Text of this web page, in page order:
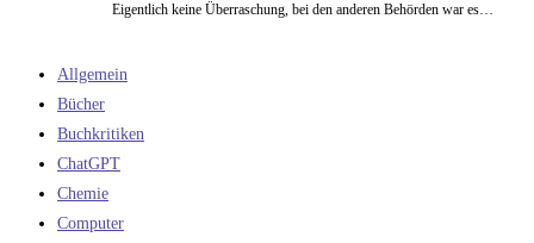
Eigentlich keine Überraschung, bei den anderen Behörden war es…
Allgemein
Bücher
Buchkritiken
ChatGPT
Chemie
Computer